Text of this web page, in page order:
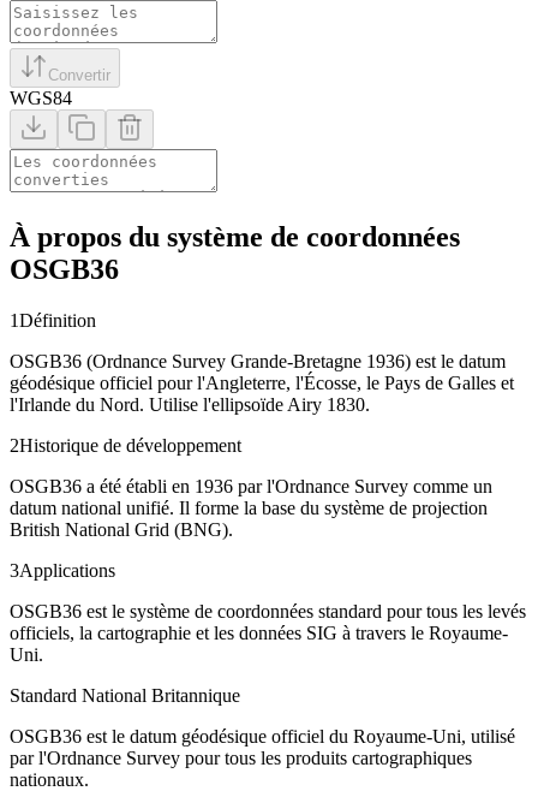
Convertir
WGS84
À propos du système de coordonnées
OSGB36
1Définition
OSGB36 (Ordnance Survey Grande-Bretagne 1936) est le datum
géodésique officiel pour l'Angleterre, l'Écosse, le Pays de Galles et
l'Irlande du Nord. Utilise l'ellipsoïde Airy 1830.
2Historique de développement
OSGB36 a été établi en 1936 par l'Ordnance Survey comme un
datum national unifié. Il forme la base du système de projection
British National Grid (BNG).
3Applications
OSGB36 est le système de coordonnées standard pour tous les levés
officiels, la cartographie et les données SIG à travers le Royaume-
Uni.
Standard National Britannique
OSGB36 est le datum géodésique officiel du Royaume-Uni, utilisé
par l'Ordnance Survey pour tous les produits cartographiques
nationaux.